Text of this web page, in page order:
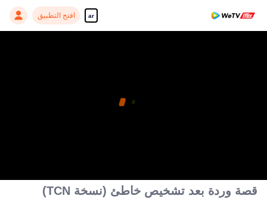
ar افتح التطبيق
قصة وردة بعد تشخيص خاطئ (نسخة TCN)